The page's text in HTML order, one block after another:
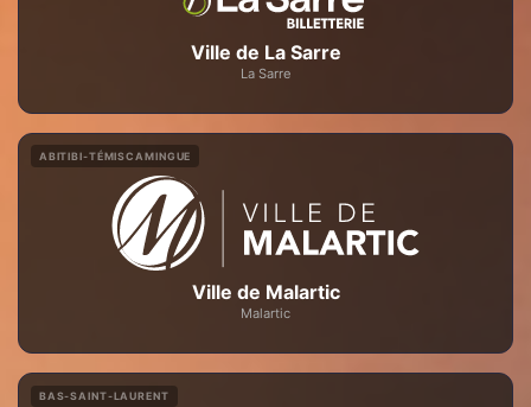
Ville de La Sarre
La Sarre
ABITIBI-TÉMISCAMINGUE
Ville de Malartic
Malartic
BAS-SAINT-LAURENT